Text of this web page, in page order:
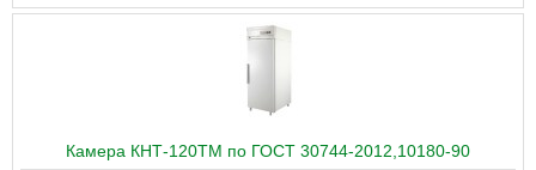
Камера КНТ-120ТМ по ГОСТ 30744-2012,10180-90